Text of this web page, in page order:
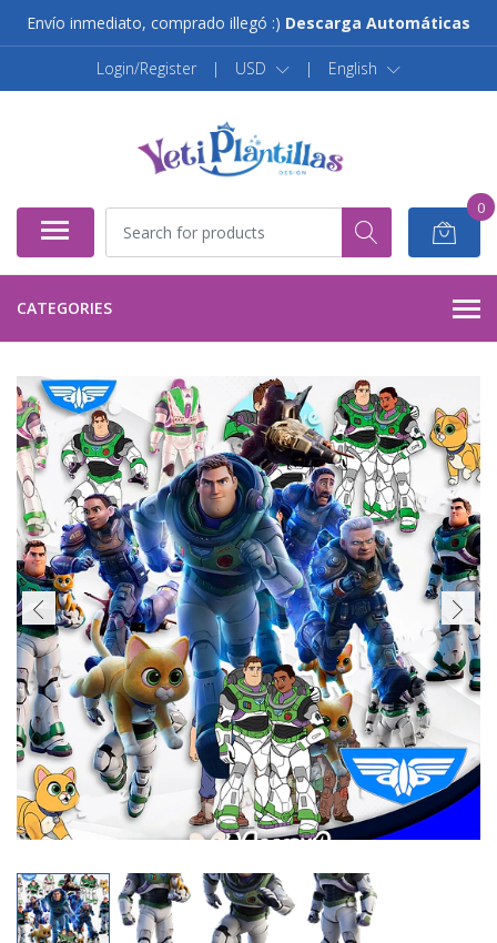
Envío inmediato, comprado illegó :) Descarga Automáticas
Login/Register | USD | English
0
CATEGORIES